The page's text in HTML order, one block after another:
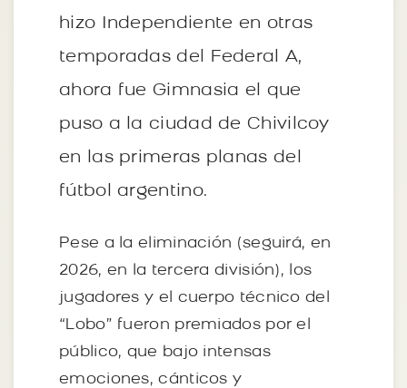
hizo Independiente en otras
temporadas del Federal A,
ahora fue Gimnasia el que
puso a la ciudad de Chivilcoy
en las primeras planas del
fútbol argentino.
Pese a la eliminación (seguirá, en
2026, en la tercera división), los
jugadores y el cuerpo técnico del
“Lobo” fueron premiados por el
público, que bajo intensas
emociones, cánticos y